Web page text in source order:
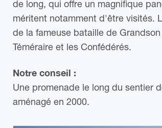
de long, qui offre un magnifique
méritent notamment d'être visités.
de la fameuse bataille de
Téméraire et les Confédérés.
Notre conseil :
Une promenade le long du sentier
aménagé en 2000.